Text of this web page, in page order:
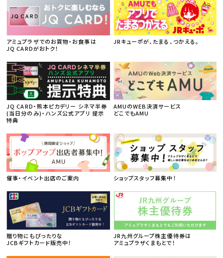
アミュプラザでのお買物・お食事は
JQ CARDがおトク！
JRキューポが、たまる、つかえる。
JQ CARD・熊本ピカデリー シネマ半券
(当日分のみ)・ハンズ公式アプリ 提示
特典
AMUのWEB決済サービス
どこでもAMU
催事・イベント出店のご案内 ショップスタッフ募集中！
贈り物にもぴったりな
JCBギフトカード販売中！
JR九州グループ株主優待券は
アミュプラザくまもとで！